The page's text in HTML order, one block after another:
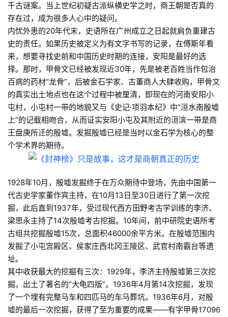
千古谜案。当上世纪初疑古派纵横史学之时，商王朝是否真的
存在过，成为很多人心中的疑问。
内忧外患的20年代末，史语所在广州成立之日起就肩负重建古
史的责任。如果历史被定义为有文字书写的记录，在傅斯年看
来，想要寻找史前和中国历史时期的连接，安阳是最好的选
择。那时，甲骨文已经被发现近30年，先是被老百姓当作包治
百病的药材“龙骨”，后被金石学家、古董商人大肆收购，甲骨文
的真实出土地点也在这个过程中被厘清，即现在的河南安阳小
屯村，小屯村一带的地貌又与《史记·项羽本纪》中“洹水南殷墟
上”的记载相吻合，从而证实安阳小屯及其附近的洹滨一带是商
王盘庚所迁的殷墟。发掘殷墟已经是当时以金石学为核心的整
个学术界的期待。
1928年10月，殷墟发掘终于在万众期待中登场，先由中国第一
代古史学家董作宾主持，在10月13日至30日进行了第一次挖
掘，此后直到1937年，受过现代西方田野考古学训练的李济、
梁思永主持了14次殷墟考古挖掘。10年间，前中研院史语所考
古组共挖掘殷墟15次，总面积46000余平方米。在殷墟范围内
发掘了小屯宫殿区、侯家庄西北冈王陵区、武官村南霸台等遗
址。
其中收获最大的挖掘有三次：1929年，李济主持殷墟第三次挖
掘，出土了著名的“大龟四版”。1936年4月第14次挖掘，发现
了一个埋有完整马车和四匹马的车马葬坑。1936年6月，对殷
墟的最后一次挖掘，获得了至为重要的成果——有字甲骨17096